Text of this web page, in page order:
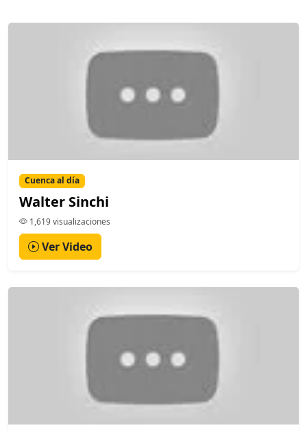
Cuenca al día
Walter Sinchi
1,619 visualizaciones
Ver Video